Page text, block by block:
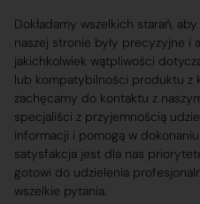
Dokładamy wszelkich starań,
naszej stronie były precyzyjne i
jakichkolwiek wątpliwości
lub kompatybilności produktu z
zachęcamy do kontaktu z
specjaliści z przyjemnością
informacji i pomogą w
satysfakcja jest dla nas
gotowi do udzielenia
wszelkie pytania.